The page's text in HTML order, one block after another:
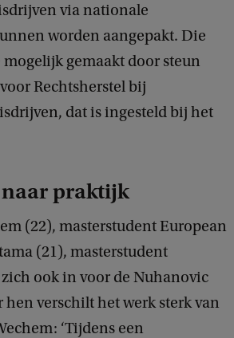
via nationale
worden aangepakt. Die
gemaakt door steun
Rechtsherstel bij
dat is ingesteld bij het
praktijk
(22), masterstudent European
(21), masterstudent
ook in voor de Nuhanovic
verschilt het werk sterk van
‘Tijdens een